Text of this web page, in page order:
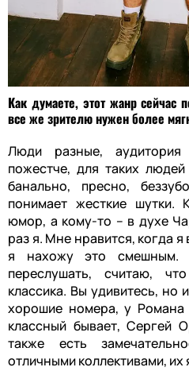
Как думаете, этот жанр сейчас
все же зрителю нужен более
Люди разные,
пожестче, для таких
банально, пресно,
понимает жесткие шутки.
юмор, а кому-то – в духе
раз я. Мне нравится, когда
я нахожу это смешным.
переслушать, считаю,
классика. Вы удивитесь, но
хорошие номера, у Романа
классный бывает, Сергей
также есть
отличными коллективами,